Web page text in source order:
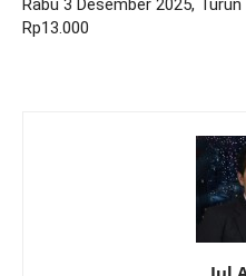
Rabu 3 Desember 2025, Turun
Rp13.000